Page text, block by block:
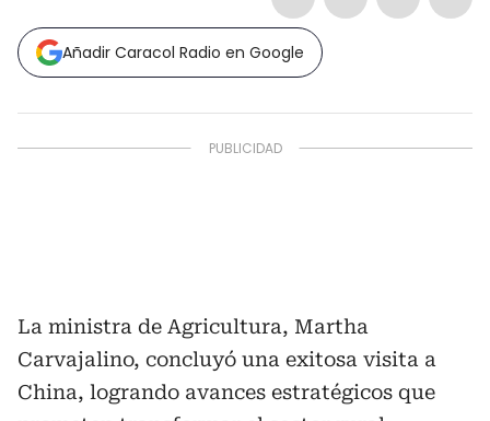
Añadir Caracol Radio en Google
La ministra de Agricultura, Martha
Carvajalino, concluyó una exitosa visita a
China, logrando avances estratégicos que